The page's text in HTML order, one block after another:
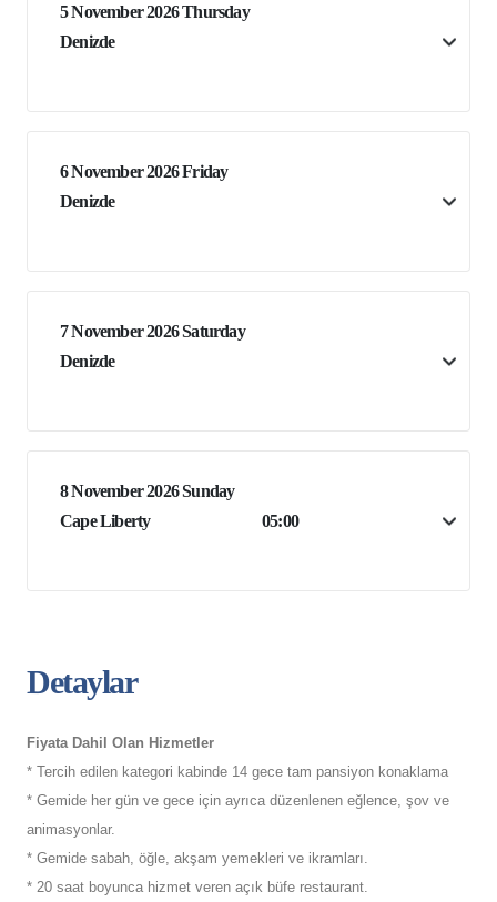
5 November 2026 Thursday
Denizde
6 November 2026 Friday
Denizde
7 November 2026 Saturday
Denizde
8 November 2026 Sunday
Cape Liberty
05:00
Detaylar
Fiyata Dahil Olan Hizmetler
* Tercih edilen kategori kabinde 14 gece tam pansiyon konaklama
* Gemide her gün ve gece için ayrıca düzenlenen eğlence, şov ve
animasyonlar.
* Gemide sabah, öğle, akşam yemekleri ve ikramları.
* 20 saat boyunca hizmet veren açık büfe restaurant.